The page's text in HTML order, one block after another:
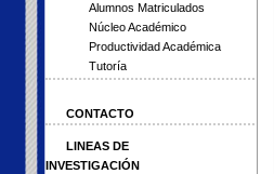
Alumnos Matriculados
Núcleo Académico
Productividad Académica
Tutoría
CONTACTO
LINEAS DE
INVESTIGACIÓN